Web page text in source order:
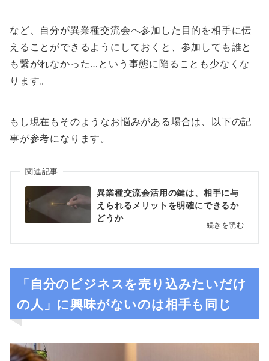
など、自分が異業種交流会へ参加した目的を相手に伝
えることができるようにしておくと、参加しても誰と
も繋がれなかった…という事態に陥ることも少なくな
ります。
もし現在もそのようなお悩みがある場合は、以下の記
事が参考になります。
関連記事
異業種交流会活用の鍵は、相手に与
えられるメリットを明確にできるか
どうか
続きを読む
「自分のビジネスを売り込みたいだけ
の人」に興味がないのは相手も同じ